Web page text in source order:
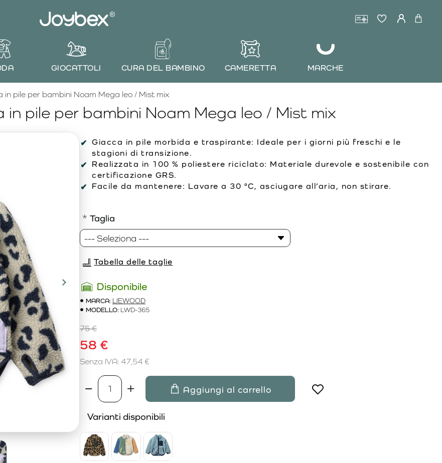
GIOCATTOLI CURA DEL BAMBINO CAMERETTA MARCHE
in pile per bambini Noam Mega leo / Mist mix
in pile per bambini Noam Mega leo / Mist mix
Giacca in pile morbida e traspirante: Ideale per i giorni più freschi e le
stagioni di transizione.
Realizzata in 100 % poliestere riciclato: Materiale durevole e sostenibile con
certificazione GRS.
Facile da mantenere: Lavare a 30 °C, asciugare all’aria, non stirare.
Disponibile
MARCA: LIEWOOD
MODELLO: LWD-365
58 €
75 €
Senza IVA: 47,54 €
Taglia
Aggiungi al carrello
Tabella delle taglie
Varianti disponibili